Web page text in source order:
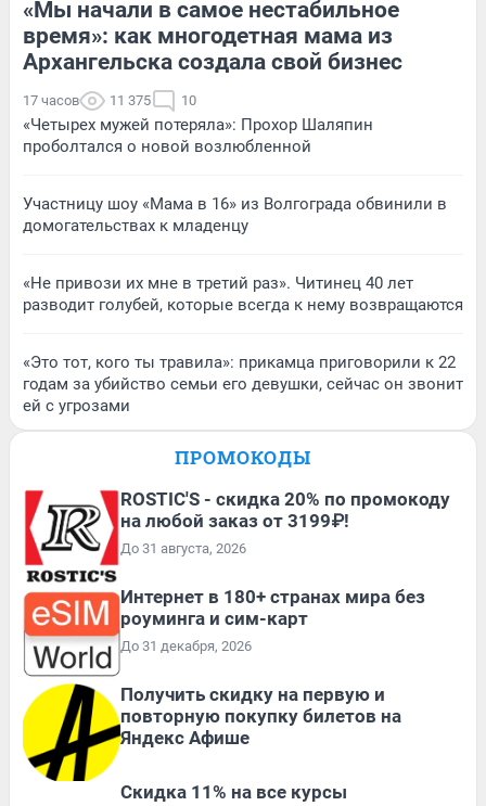
«Мы начали в самое нестабильное
время»: как многодетная мама из
Архангельска создала свой бизнес
17 часов 11 375 10
«Четырех мужей потеряла»: Прохор Шаляпин
проболтался о новой возлюбленной
Участницу шоу «Мама в 16» из Волгограда обвинили в
домогательствах к младенцу
«Не привози их мне в третий раз». Читинец 40 лет
разводит голубей, которые всегда к нему возвращаются
«Это тот, кого ты травила»: прикамца приговорили к 22
годам за убийство семьи его девушки, сейчас он звонит
ей с угрозами
ПРОМОКОДЫ
ROSTIC'S - скидка 20% по промокоду
на любой заказ от 3199₽!
До 31 августа, 2026
Интернет в 180+ странах мира без
роуминга и сим-карт
До 31 декабря, 2026
Получить скидку на первую и
повторную покупку билетов на
Яндекс Афише
Скидка 11% на все курсы